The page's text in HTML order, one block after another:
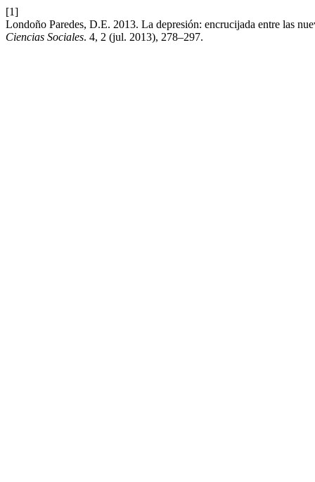
[1]
Londoño Paredes, D.E. 2013. La depresión: encrucijada entre las
Ciencias Sociales. 4, 2 (jul. 2013), 278–297.